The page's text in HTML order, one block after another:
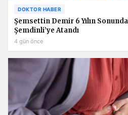
DOKTOR HABER
Şemsettin Demir 6 Yılın
Şemdinli’ye Atandı
4 gün önce